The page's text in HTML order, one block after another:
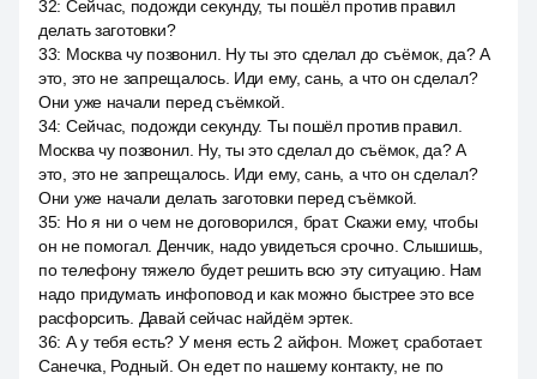
32: Сейчас, подожди секунду, ты пошёл против правил
делать заготовки?
33: Москва чу позвонил. Ну ты это сделал до съёмок, да? А
это, это не запрещалось. Иди ему, сань, а что он сделал?
Они уже начали перед съёмкой.
34: Сейчас, подожди секунду. Ты пошёл против правил.
Москва чу позвонил. Ну, ты это сделал до съёмок, да? А
это, это не запрещалось. Иди ему, сань, а что он сделал?
Они уже начали делать заготовки перед съёмкой.
35: Но я ни о чем не договорился, брат. Скажи ему, чтобы
он не помогал. Денчик, надо увидеться срочно. Слышишь,
по телефону тяжело будет решить всю эту ситуацию. Нам
надо придумать инфоповод и как можно быстрее это все
расфорсить. Давай сейчас найдём эртек.
36: А у тебя есть? У меня есть 2 айфон. Может, сработает.
Санечка, Родный. Он едет по нашему контакту, не по